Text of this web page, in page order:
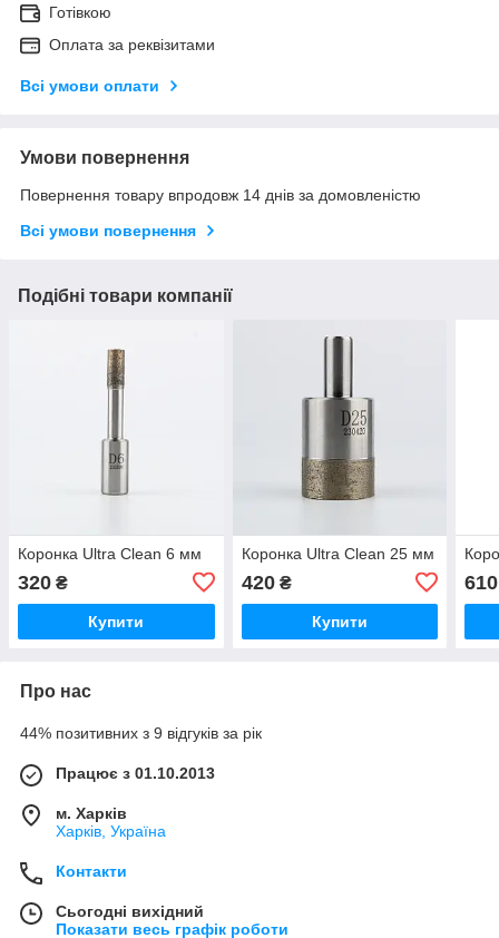
Готівкою
Оплата за реквізитами
Всі умови оплати
Умови повернення
Повернення товару впродовж 14 днів за домовленістю
Всі умови повернення
Подібні товари компанії
Коронка Ultra Clean 6 мм
320 ₴
Купити
Коронка Ultra Clean 25 мм
420₴
Купити
610
Про нас
44% позитивних з 9 відгуків за рік
Працює з 01.10.2013
м. Харків
Харків, Україна
Контакти
Сьогодні вихідний
Показати весь графік роботи